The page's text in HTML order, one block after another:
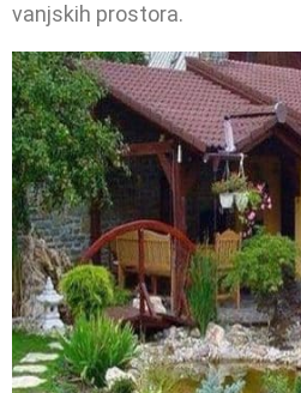
vanjskih prostora.